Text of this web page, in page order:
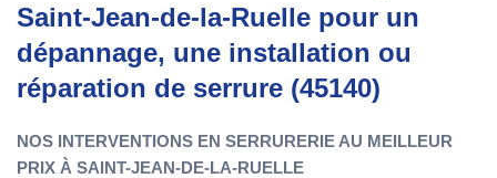
Saint-Jean-de-la-Ruelle pour un
dépannage, une installation ou
réparation de serrure (45140)
NOS INTERVENTIONS EN SERRURERIE AU MEILLEUR
PRIX À SAINT-JEAN-DE-LA-RUELLE